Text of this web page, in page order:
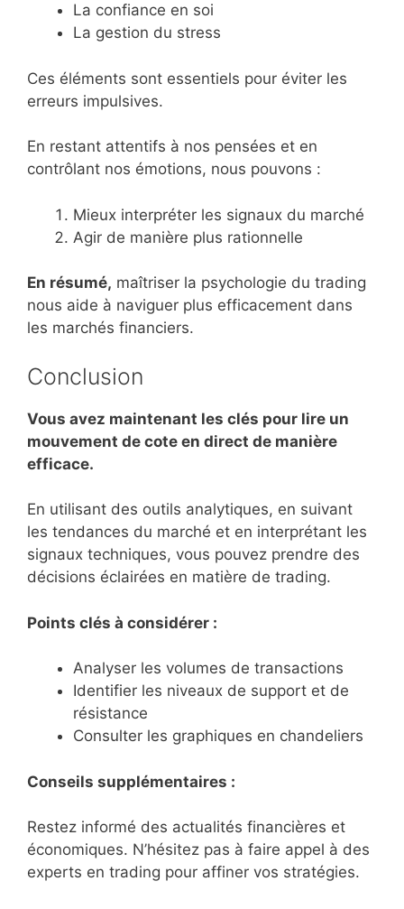
La confiance en soi
La gestion du stress
Ces éléments sont essentiels pour éviter les
erreurs impulsives.
En restant attentifs à nos pensées et en
contrôlant nos émotions, nous pouvons :
Mieux interpréter les signaux du marché
Agir de manière plus rationnelle
En résumé, maîtriser la psychologie du trading
nous aide à naviguer plus efficacement dans
les marchés financiers.
Conclusion
Vous avez maintenant les clés pour lire un
mouvement de cote en direct de manière
efficace.
En utilisant des outils analytiques, en suivant
les tendances du marché et en interprétant les
signaux techniques, vous pouvez prendre des
décisions éclairées en matière de trading.
Points clés à considérer :
Analyser les volumes de transactions
Identifier les niveaux de support et de
résistance
Consulter les graphiques en chandeliers
Conseils supplémentaires :
Restez informé des actualités financières et
économiques. N’hésitez pas à faire appel à des
experts en trading pour affiner vos stratégies.